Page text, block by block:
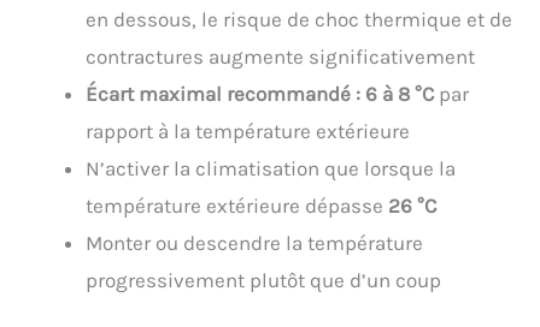
en dessous, le risque de choc thermique et de
contractures augmente significativement
Écart maximal recommandé : 6 à 8 °Cpar
rapport à la température extérieure
N’activer la climatisation que lorsque la
température extérieure dépasse 26 °C
Monter ou descendre la température
progressivement plutôt que d’un coup